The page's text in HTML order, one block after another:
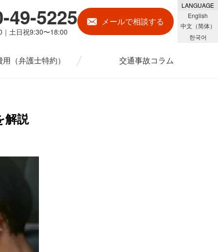
49-5225
土日祝9:30〜18:00
メールで相談する
LANGUAGE
English
中文（简体）
한국어
用 （弁護士特約） 交通事故コラム
解説